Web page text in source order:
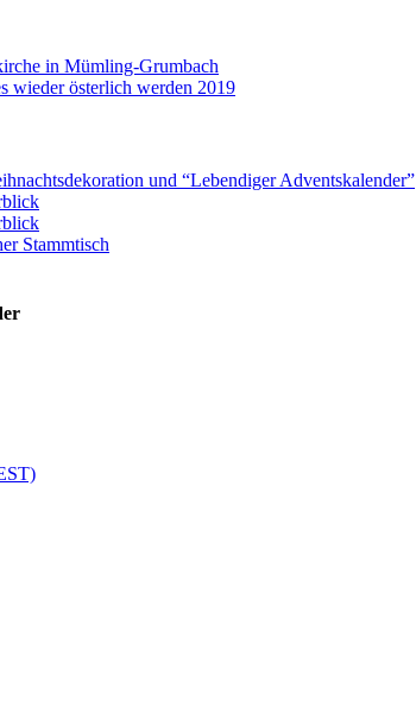
in Mümling-Grumbach
wieder österlich werden 2019
und “Lebendiger Adventskalender”
Stammtisch